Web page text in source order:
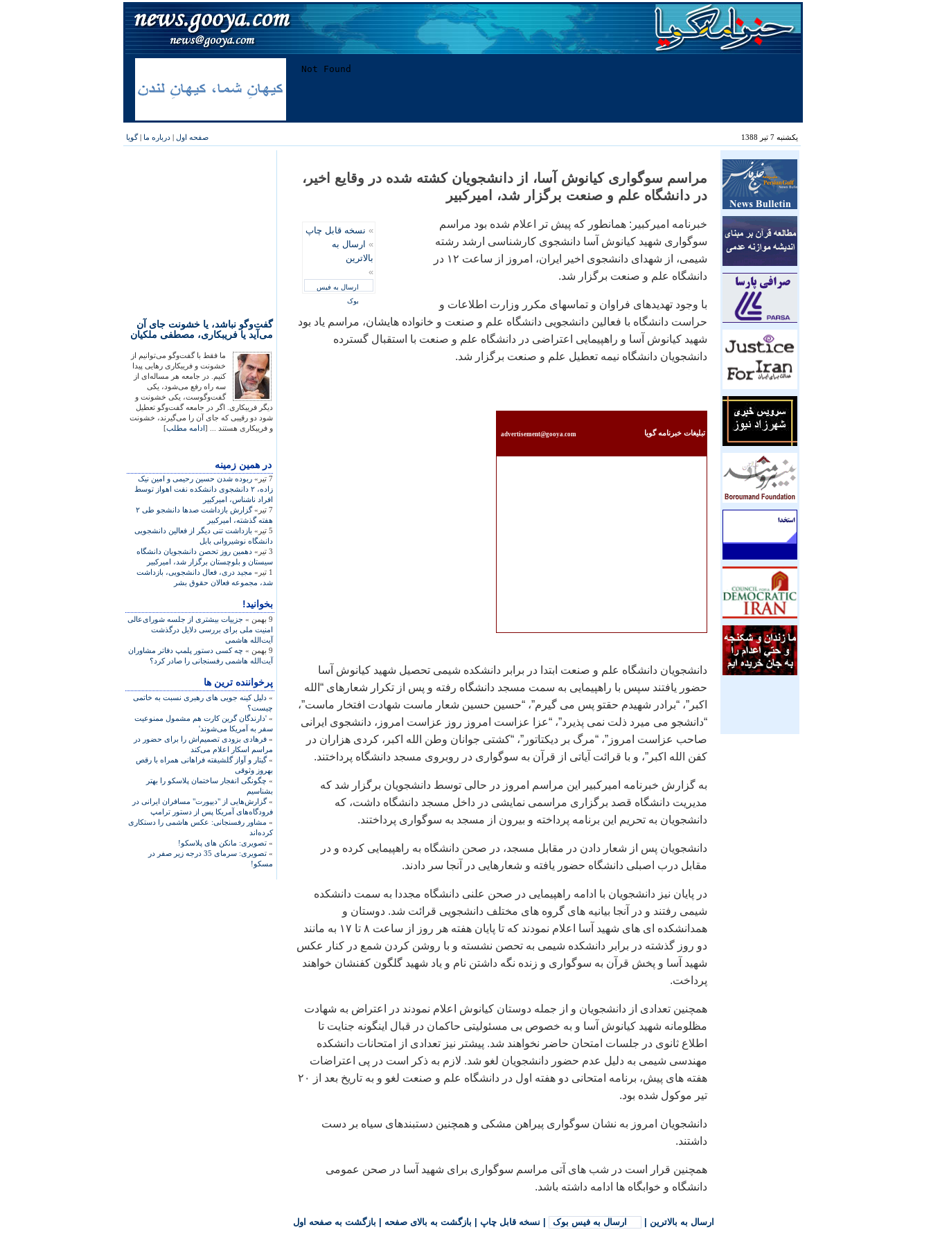
یکشنبه 7 تیر 1388 صفحه اول | درباره ما |گویا
گفت‌وگو نباشد، یا خشونت جای آن
می‌آید یا فریبکاری، مصطفی ملکیان
ما فقط با گفت‌وگو می‌توانیم از
خشونت و فریبکاری رهایی پیدا
کنیم. در جامعه هر مساله‌ای از
سه راه رفع می‌شود، یکی
گفت‌وگوست، یکی خشونت و
دیگر فریبکاری. اگر در جامعه گفت‌وگو تعطیل
شود دو رقیبی که جای آن را می‌گیرند، خشونت
و فریبکاری هستند ... [ادامه مطلب]
در همين زمينه
7 تیر»
ربوده شدن حسين رحيمی و امين نيک
زاده، ۲ دانشجوی دانشکده نفت اهواز توسط
افراد ناشناس، اميرکبير
7 تیر»
گزارش بازداشت صدها دانشجو طی ۲
هفته گذشته، اميرکبير
5 تیر»
بازداشت تنی دیگر از فعالين دانشجويی
دانشگاه نوشيروانی بابل
3 تیر»
دهمين روز تحصن دانشجويان دانشگاه
سيستان و بلوچستان برگزار شد، اميرکبير
1 تیر»
مجيد دری، فعال دانشجويی، بازداشت
شد، مجموعه فعالان حقوق بشر
بخوانید!
9 بهمن »
جزییات بیشتری از جلسه شورای‌عالی
امنیت ملی برای بررسی دلایل درگذشت
آیت‌الله هاشمی
9 بهمن »
چه کسی دستور پلمپ دفاتر مشاوران
آیت‌الله هاشمی رفسنجانی را صادر کرد؟
پرخواننده ترین ها
» دلیل کینه جویی های رهبری نسبت به خاتمی
چیست؟
» 'دارندگان گرین کارت هم مشمول ممنوعیت
سفر به آمریکا می‌شوند'
» فرهادی بزودی تصمیم‌اش را برای حضور در
مراسم اسکار اعلام می‌کند
»گیتار و آواز گلشیفته فراهانی همراه با رقص
بهروز وثوقی
» چگونگی انفجار ساختمان پلاسکو را بهتر
بشناسیم
»گزارش‌هایی از "دیپورت" مسافران ایرانی در
فرودگاه‌های آمریکا پس از دستور ترامپ
» مشاور رفسنجانی: عکس هاشمی را دستکاری
کرده‌اند
» تصویری: مانکن های پلاسکو!
»
تصویری: سرمای 35 درجه زیر صفر در
مسکو!
مراسم سوگواری کيانوش آسا، از دانشجويان کشته شده در وقايع اخير،
در دانشگاه علم و صنعت برگزار شد، اميرکبير
» نسخه قابل چاپ
» ارسال به
بالاترین
»
ارسال به فیس
بوک
خبرنامه اميرکبير: همانطور که پيش تر اعلام شده بود مراسم
سوگواری شهيد کيانوش آسا دانشجوی کارشناسی ارشد رشته
شيمی، از شهدای دانشجوی اخير ايران، امروز از ساعت ۱۲ در
دانشگاه علم و صنعت برگزار شد.
با وجود تهديدهای فراوان و تماسهای مکرر وزارت اطلاعات و
حراست دانشگاه با فعالين دانشجويی دانشگاه علم و صنعت و خانواده هايشان، مراسم ياد بود
شهيد کيانوش آسا و راهپيمايی اعتراضی در دانشگاه علم و صنعت با استقبال گسترده
دانشجويان دانشگاه نيمه تعطيل علم و صنعت برگزار شد.
تبليغات خبرنامه گويا advertisement@gooya.com
دانشجويان دانشگاه علم و صنعت ابتدا در برابر دانشکده شيمی تحصيل شهيد کيانوش آسا
حضور يافتند سپس با راهپيمايی به سمت مسجد دانشگاه رفته و پس از تکرار شعارهای “الله
اکبر”، “برادر شهيدم حقتو پس می گيرم”، “حسين حسين شعار ماست شهادت افتخار ماست”،
“دانشجو می ميرد ذلت نمی پذيرد”، “عزا عزاست امروز روز عزاست امروز، دانشجوی ايرانی
صاحب عزاست امروز”، “مرگ بر ديکتاتور”، “کشتی جوانان وطن الله اکبر، کردی هزاران در
کفن الله اکبر”، و با قرائت آياتی از قرآن به سوگواری در روبروی مسجد دانشگاه پرداختند.
به گزارش خبرنامه اميرکبير اين مراسم امروز در حالی توسط دانشجويان برگزار شد که
مديريت دانشگاه قصد برگزاری مراسمی نمايشی در داخل مسجد دانشگاه داشت، که
دانشجويان به تحريم اين برنامه پرداخته و بيرون از مسجد به سوگواری پرداختند.
دانشجويان پس از شعار دادن در مقابل مسجد، در صحن دانشگاه به راهپيمايی کرده و در
مقابل درب اصبلی دانشگاه حضور يافته و شعارهايی در آنجا سر دادند.
در پايان نيز دانشجويان با ادامه راهپيمايی در صحن علنی دانشگاه مجددا به سمت دانشکده
شيمی رفتند و در آنجا بيانيه های گروه های مختلف دانشجويی قرائت شد. دوستان و
همدانشکده ای های شهيد آسا اعلام نمودند که تا پايان هفته هر روز از ساعت ۸ تا ۱۷ به مانند
دو روز گذشته در برابر دانشکده شيمی به تحصن نشسته و با روشن کردن شمع در کنار عکس
شهيد آسا و پخش قرآن به سوگواری و زنده نگه داشتن نام و ياد شهيد گلگون کفنشان خواهند
پرداخت.
همچنين تعدادی از دانشجويان و از جمله دوستان کيانوش اعلام نمودند در اعتراض به شهادت
مظلومانه شهيد کيانوش آسا و به خصوص بی مسئوليتی حاکمان در قبال اينگونه جنايت تا
اطلاع ثانوی در جلسات امتحان حاضر نخواهند شد. پيشتر نيز تعدادی از امتحانات دانشکده
مهندسی شيمی به دليل عدم حضور دانشجويان لغو شد. لازم به ذکر است در پی اعتراضات
هفته های پيش، برنامه امتحانی دو هفته اول در دانشگاه علم و صنعت لغو و به تاريخ بعد از ۲۰
تير موکول شده بود.
دانشجويان امروز به نشان سوگواری پيراهن مشکی و همچنين دستبندهای سياه بر دست
داشتند.
همچنين قرار است در شب های آتی مراسم سوگواری برای شهيد آسا در صحن عمومی
دانشگاه و خوابگاه ها ادامه داشته باشد.
ارسال به بالاترین ارسال به فیس بوک نسخه قابل چاپ بازگشت به بالای صفحه بازگشت به صفحه اول